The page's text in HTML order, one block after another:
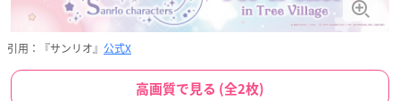
引用：『サンリオ』 公式X
高画質で見る (全2枚)